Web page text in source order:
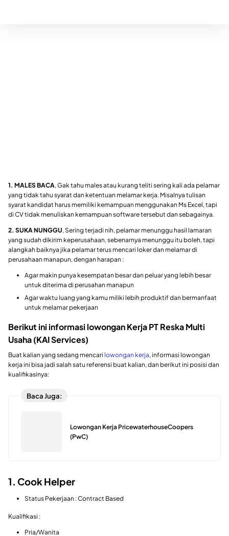
1. MALES BACA, Gak tahu males atau kurang teliti sering kali ada pelamar
yang tidak tahu syarat dan ketentuan melamar kerja. Misalnya tulisan
syarat kandidat harus memiliki kemampuan menggunakan Ms Excel, tapi
di CV tidak menuliskan kemampuan software tersebut dan sebagainya.
2. SUKA NUNGGU, Sering terjadi nih, pelamar menunggu hasil lamaran
yang sudah dikirim keperusahaan, sebenarnya menunggu itu boleh, tapi
alangkah baiknya jika pelamar terus mencari loker dan melamar di
perusahaan manapun, dengan harapan :
Agar makin punya kesempatan besar dan peluar yang lebih besar
untuk diterima di perusahan manapun
Agar waktu luang yang kamu miliki lebih produktif dan bermanfaat
untuk melamar pekerjaan
Berikut ini informasi lowongan Kerja PT Reska Multi
Usaha (KAI Services)
Buat kalian yang sedang mencari lowongan kerja, informasi lowongan
kerja ini bisa jadi salah satu referensi buat kalian, dan berikut ini posisi dan
kualifikasinya:
Baca Juga:
Lowongan Kerja PricewaterhouseCoopers
(PwC)
1. Cook Helper
Status Pekerjaan : Contract Based
Kualifikasi :
Pria/Wanita